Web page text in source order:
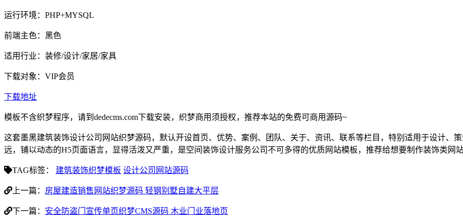
运行环境：PHP+MYSQL
前端主色：黑色
适用行业：装修/设计/家居/家具
下载对象：VIP会员
下载地址
模板不含织梦程序，请到dedecms.com下载安装，织梦商用须授权，推荐本站的免费可商用源码~
这套墨黑建筑装饰设计公司网站织梦源码，默认开设首页、优势、案例、团队、关于、资讯、联系等栏目，特别适用于设计、
远，铺以动态的H5页面语言，显得活泼又严重，是空间装饰设计服务公司不可多得的优质网站模板，推荐给想要制作装饰类网
TAG标签： 建筑装饰织梦模板 设计公司网站源码
上一篇： 房屋建造销售网站织梦源码 轻钢别墅自建大平层
下一篇： 安全防盗门宣传单页织梦CMS源码 木业门业落地页